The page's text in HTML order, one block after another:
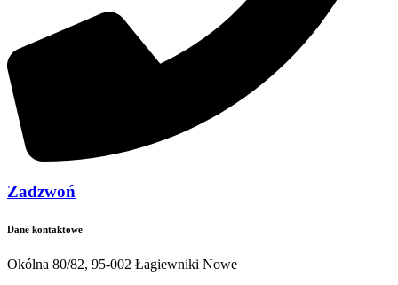
Zadzwoń
Dane kontaktowe
Okólna 80/82, 95-002 Łagiewniki Nowe